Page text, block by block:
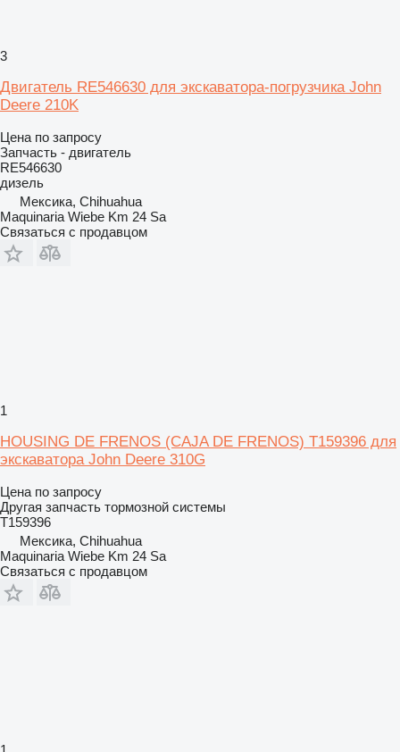
3
Двигатель RE546630 для экскаватора-погрузчика John
Deere 210K
Цена по запросу
Запчасть - двигатель
RE546630
дизель
Мексика, Chihuahua
Maquinaria Wiebe Km 24 Sa
Связаться с продавцом
1
HOUSING DE FRENOS (CAJA DE FRENOS) T159396 для
экскаватора John Deere 310G
Цена по запросу
Другая запчасть тормозной системы
T159396
Мексика, Chihuahua
Maquinaria Wiebe Km 24 Sa
Связаться с продавцом